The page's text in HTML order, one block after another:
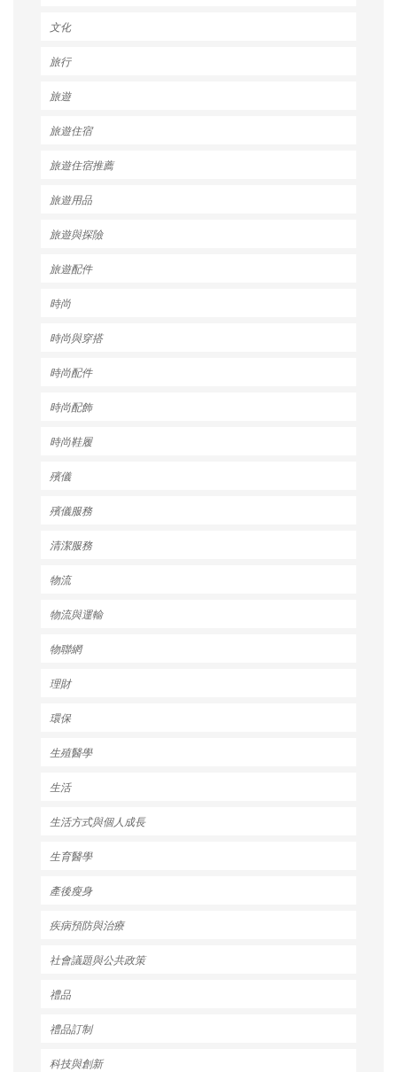
文化
旅行
旅遊
旅遊住宿
旅遊住宿推薦
旅遊用品
旅遊與探險
旅遊配件
時尚
時尚與穿搭
時尚配件
時尚配飾
時尚鞋履
殯儀
殯儀服務
清潔服務
物流
物流與運輸
物聯網
理財
環保
生殖醫學
生活
生活方式與個人成長
生育醫學
產後瘦身
疾病預防與治療
社會議題與公共政策
禮品
禮品訂制
科技與創新